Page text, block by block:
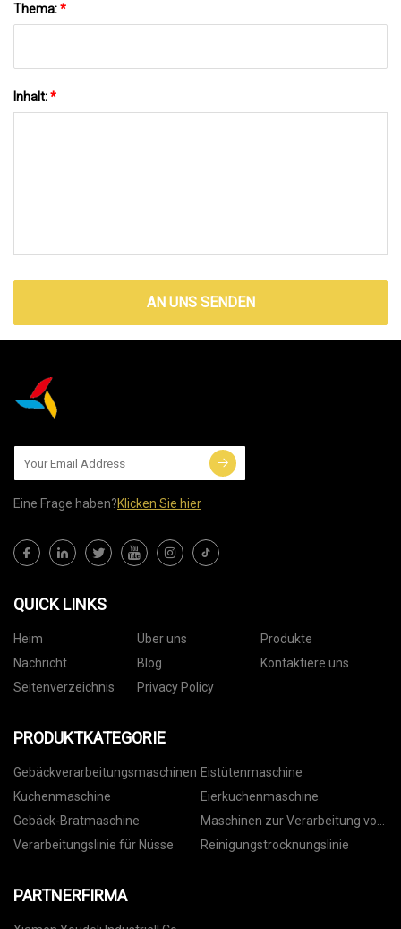
Thema:*
Inhalt:*
AN UNS SENDEN
Eine Frage haben?Klicken Sie hier
QUICK LINKS
Heim Über uns
Produkte
Nachricht
Blog
Kontaktiere uns
Seitenverzeichnis
Privacy Policy
PRODUKTKATEGORIE
Gebäckverarbeitungsmaschinen Eistütenmaschine
Kuchenmaschine
Eierkuchenmaschine
Gebäck-Bratmaschine
Maschinen zur Verarbeitung von
Nüssen
Verarbeitungslinie für Nüsse Reinigungstrocknungslinie
PARTNERFIRMA